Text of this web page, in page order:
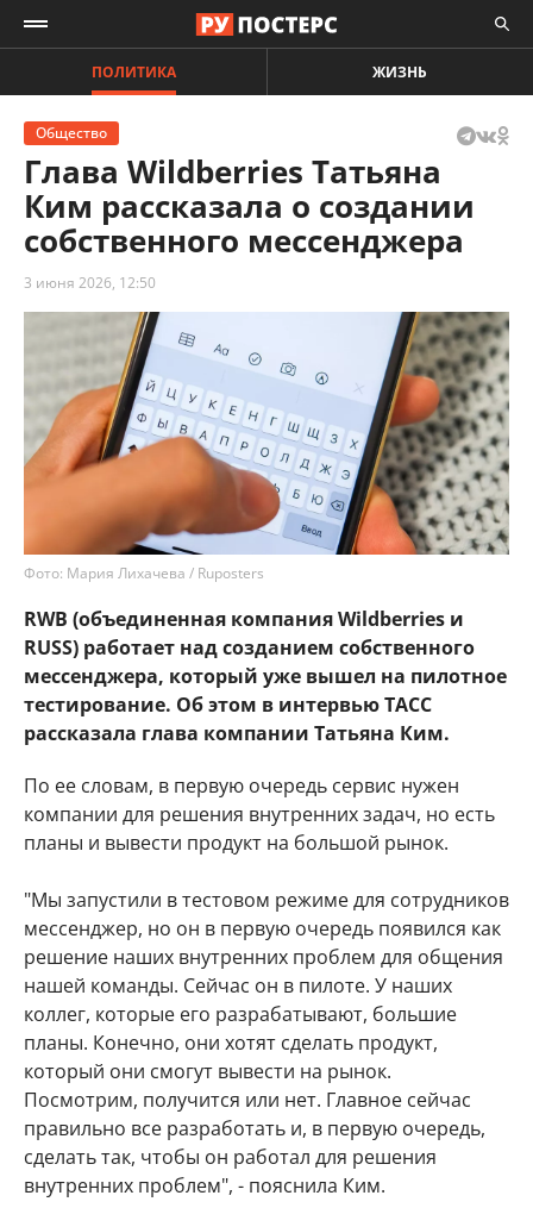
ПОЛИТИКА ЖИЗНЬ
Общество
Глава Wildberries Татьяна
Ким рассказала о создании
собственного мессенджера
3 июня 2026, 12:50
Фото: Мария Лихачева / Ruposters
RWB (объединенная компания Wildberries и
RUSS) работает над созданием собственного
мессенджера, который уже вышел на пилотное
тестирование. Об этом в интервью ТАСС
рассказала глава компании Татьяна Ким.
По ее словам, в первую очередь сервис нужен
компании для решения внутренних задач, но есть
планы и вывести продукт на большой рынок.
"Мы запустили в тестовом режиме для сотрудников
мессенджер, но он в первую очередь появился как
решение наших внутренних проблем для общения
нашей команды. Сейчас он в пилоте. У наших
коллег, которые его разрабатывают, большие
планы. Конечно, они хотят сделать продукт,
который они смогут вывести на рынок.
Посмотрим, получится или нет. Главное сейчас
правильно все разработать и, в первую очередь,
сделать так, чтобы он работал для решения
внутренних проблем", - пояснила Ким.